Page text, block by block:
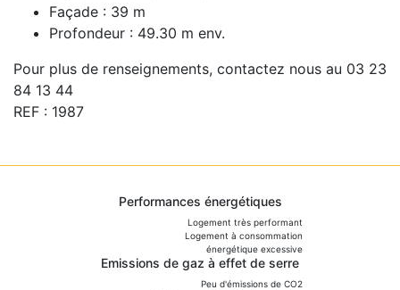
Façade : 39 m
Profondeur : 49.30 m env.
Pour plus de renseignements, contactez nous au 03 23
84 13 44
REF : 1987
Performances énergétiques
Logement très performant
Logement à consommation
énergétique excessive
Emissions de gaz à effet de serre
Peu d'émissions de CO2